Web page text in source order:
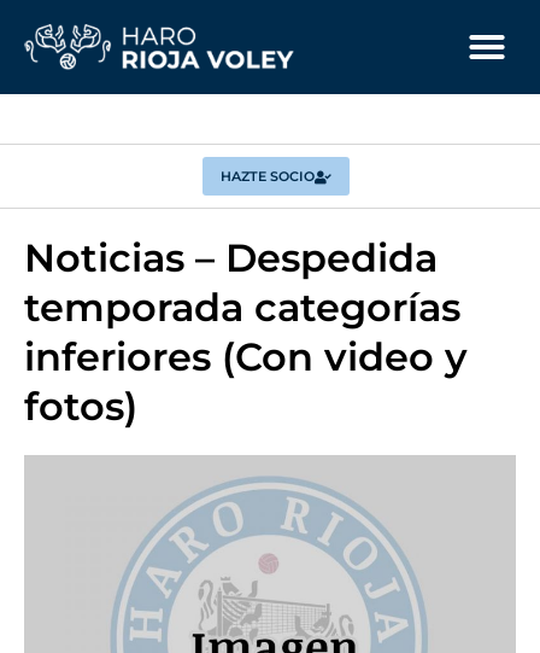
HAZTE SOCIO
Noticias – Despedida
temporada categorías
inferiores (Con video y
fotos)